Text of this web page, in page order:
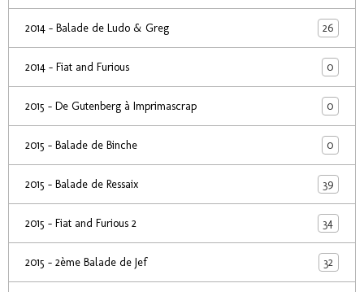
2014 - Balade de Ludo & Greg 26
2014 - Fiat and Furious 0
2015 - De Gutenberg à Imprimascrap 0
2015 - Balade de Binche 0
2015 - Balade de Ressaix 39
2015 - Fiat and Furious 2 34
2015 - 2ème Balade de Jef 32